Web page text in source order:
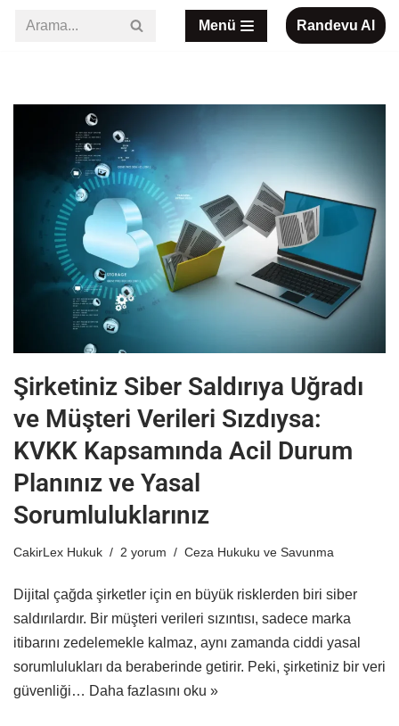
Menü Randevu Al
Şirketiniz Siber Saldırıya Uğradı
ve Müşteri Verileri Sızdıysa:
KVKK Kapsamında Acil Durum
Planınız ve Yasal
Sorumluluklarınız
CakirLex Hukuk 2 yorum Ceza Hukuku ve Savunma
Dijital çağda şirketler için en büyük risklerden biri siber
saldırılardır. Bir müşteri verileri sızıntısı, sadece marka
itibarını zedelemekle kalmaz, aynı zamanda ciddi yasal
sorumlulukları da beraberinde getirir. Peki, şirketiniz bir veri
güvenliği… Daha fazlasını oku »